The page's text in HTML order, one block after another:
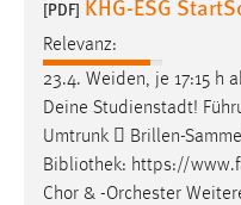
[PDF] KHG-ESG
Relevanz:
23.4. Weiden, je 17:15 h
Deine Studienstadt!
Umtrunk  Brillen-
Bibliothek: https://
Chor & -Orchester